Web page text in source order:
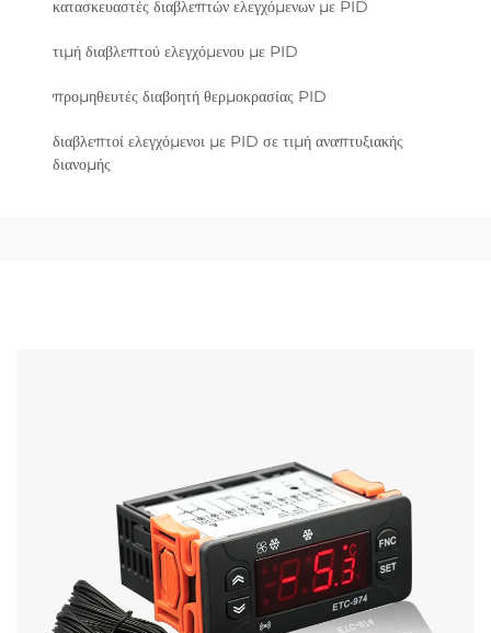
κατασκευαστές διαβλεπτών ελεγχόμενων με PID
τιμή διαβλεπτού ελεγχόμενου με PID
προμηθευτές διαβοητή θερμοκρασίας PID
διαβλεπτοί ελεγχόμενοι με PID σε τιμή αναπτυξιακής
διανομής